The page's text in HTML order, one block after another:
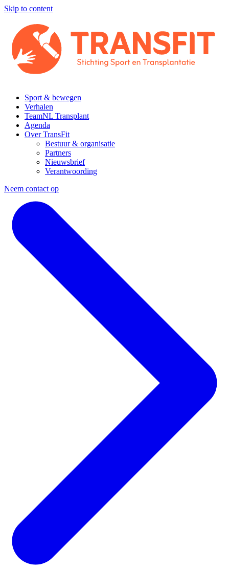
Skip to content
Sport & bewegen
Verhalen
TeamNL Transplant
Agenda
Over TransFit
Bestuur & organisatie
Partners
Nieuwsbrief
Verantwoording
Neem contact op